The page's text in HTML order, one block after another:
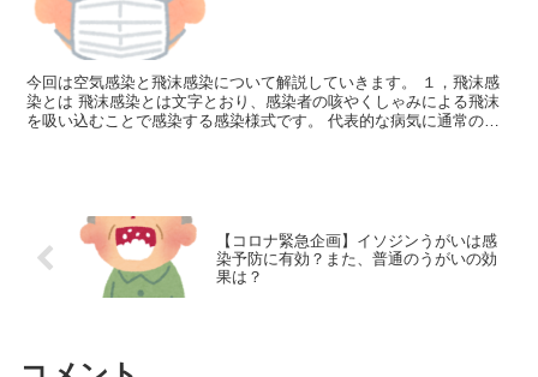
今回は空気感染と飛沫感染について解説していきます。 １，飛沫感
染とは 飛沫感染とは文字とおり、感染者の咳やくしゃみによる飛沫
を吸い込むことで感染する感染様式です。 代表的な病気に通常の風
【コロナ緊急企画】イソジンうがいは感
染予防に有効？また、普通のうがいの効
果は？